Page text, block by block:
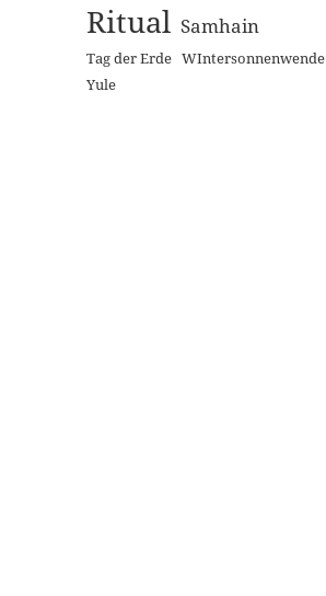
Ritual Samhain
Tag der Erde WIntersonnenwende
Yule